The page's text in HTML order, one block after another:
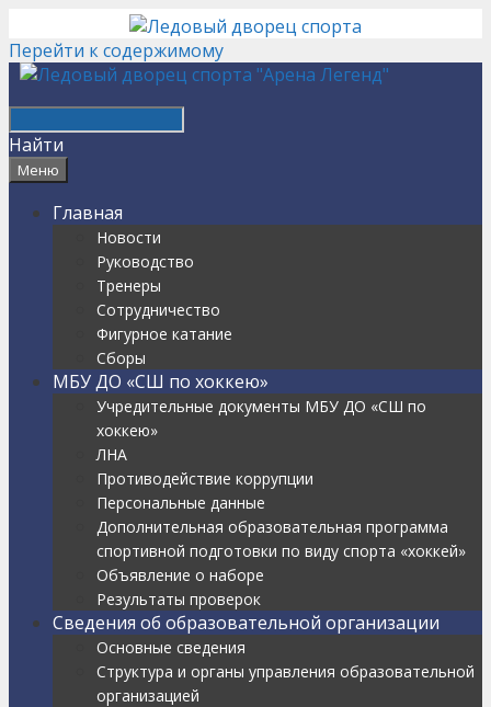
Перейти к содержимому
Найти
Меню
Главная
Новости
Руководство
Тренеры
Сотрудничество
Фигурное катание
Сборы
МБУ ДО «СШ по хоккею»
Учредительные документы МБУ ДО «СШ по
хоккею»
ЛНА
Противодействие коррупции
Персональные данные
Дополнительная образовательная программа
спортивной подготовки по виду спорта «хоккей»
Объявление о наборе
Результаты проверок
Сведения об образовательной организации
Основные сведения
Структура и органы управления образовательной
организацией